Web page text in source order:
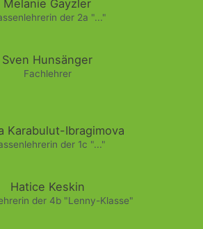
Melanie Gayzler
der 2a "..."
Sven Hunsänger
Fachlehrer
Karabulut-Ibragimova
der 1c "..."
Hatice Keskin
der 4b "Lenny-Klasse"